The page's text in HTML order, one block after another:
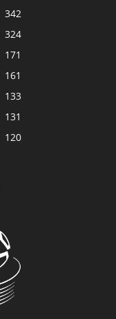
342
324
171
161
133
131
120